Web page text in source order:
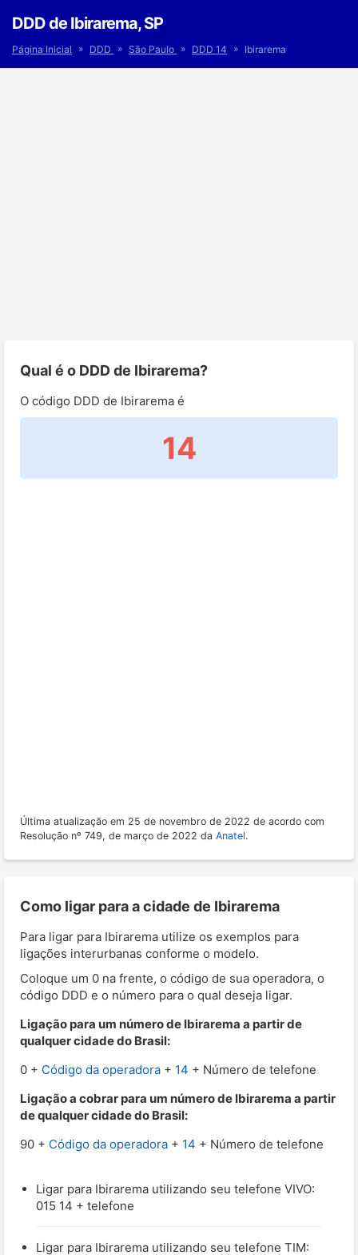
DDD de Ibirarema, SP
Página Inicial » DDD » São Paulo » DDD 14 » Ibirarema
Qual é o DDD de Ibirarema?
O código DDD de Ibirarema é
14
Última atualização em 25 de novembro de 2022 de acordo com
Resolução nº 749, de março de 2022 da Anatel.
Como ligar para a cidade de Ibirarema
Para ligar para Ibirarema utilize os exemplos para
ligações interurbanas conforme o modelo.
Coloque um 0 na frente, o código de sua operadora, o
código DDD e o número para o qual deseja ligar.
Ligação para um número de Ibirarema a partir de
qualquer cidade do Brasil:
0 + Código da operadora + 14 + Número de telefone
Ligação a cobrar para um número de Ibirarema a partir
de qualquer cidade do Brasil:
90 + Código da operadora + 14 + Número de telefone
Ligar para Ibirarema utilizando seu telefone VIVO:
015 14 + telefone
Ligar para Ibirarema utilizando seu telefone TIM: